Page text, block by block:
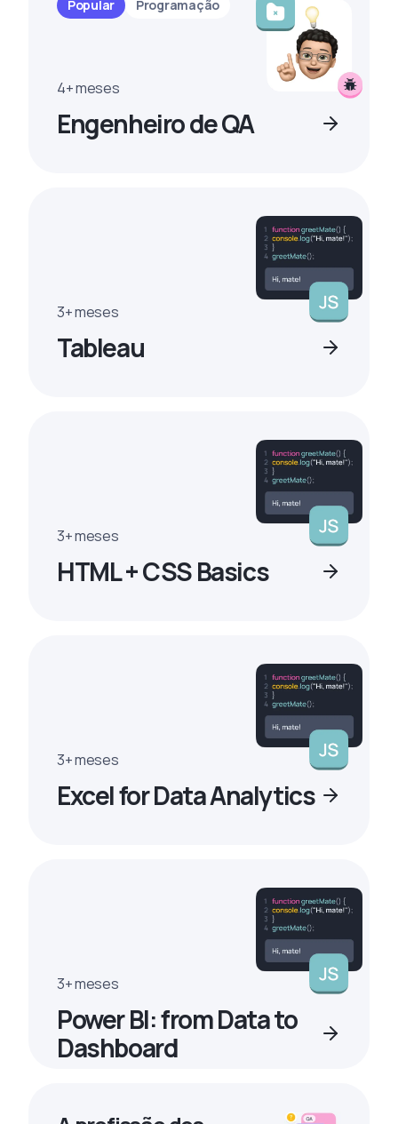
Popular Programação
4+ meses
Engenheiro de QA
3+ meses
Tableau
3+ meses
HTML + CSS Basics
3+ meses
Excel for Data Analytics
3+ meses
Power BI: from Data to
Dashboard